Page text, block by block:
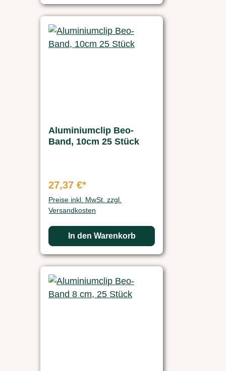
Aluminiumclip Beo-
Band, 10cm 25 Stück
27,37 €*
Preise inkl. MwSt. zzgl.
Versandkosten
In den Warenkorb